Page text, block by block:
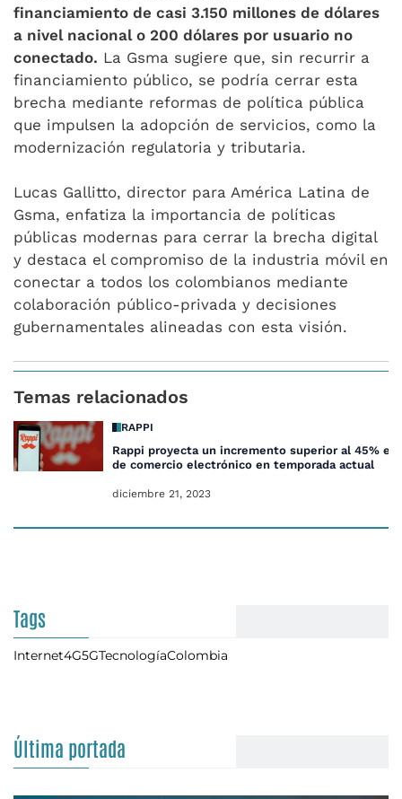
financiamiento de casi 3.150 millones de dólares
a nivel nacional o 200 dólares por usuario no
conectado. La Gsma sugiere que, sin recurrir a
financiamiento público, se podría cerrar esta
brecha mediante reformas de política pública
que impulsen la adopción de servicios, como la
modernización regulatoria y tributaria.
Lucas Gallitto, director para América Latina de
Gsma, enfatiza la importancia de políticas
públicas modernas para cerrar la brecha digital
y destaca el compromiso de la industria móvil en
conectar a todos los colombianos mediante
colaboración público-privada y decisiones
gubernamentales alineadas con esta visión.
Temas relacionados
RAPPI
Rappi proyecta un incremento superior al 45% en
de comercio electrónico en temporada actual
diciembre 21, 2023
Tags
Internet4G5GTecnologíaColombia
Última portada